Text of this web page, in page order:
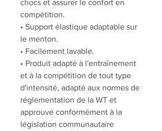
chocs et assurer le confort en
compétition.
• Support élastique adaptable sur
le menton.
• Facilement lavable.
• Produit adapté à l'entraînement
et à la compétition de tout type
d'intensité, adapté aux normes de
réglementation de la WT et
approuvé conformément à la
législation communautaire